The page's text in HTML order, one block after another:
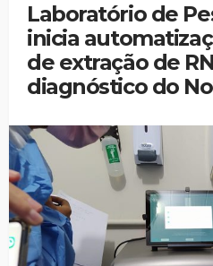
Laboratório de
inicia
de extração de
diagnóstico do